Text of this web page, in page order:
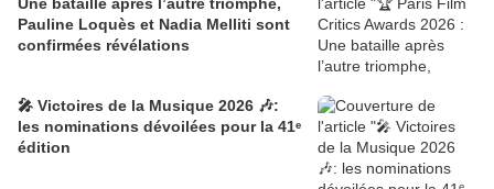
Pauline Loquès et Nadia Melliti sont
confirmées révélations
🎤 Victoires de la Musique 2026 🎶:
les nominations dévoilées pour la 41ᵉ
édition